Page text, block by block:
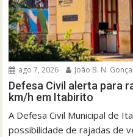
ago 7, 2026 João B. N.
Defesa Civil alerta para
km/h em Itabirito
A Defesa Civil Municipal de
possibilidade de rajadas de